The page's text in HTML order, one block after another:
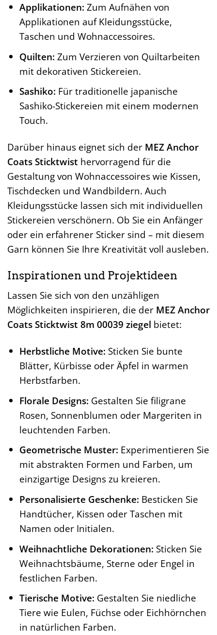
Applikationen: Zum Aufnähen von
Applikationen auf Kleidungsstücke,
Taschen und Wohnaccessoires.
Quilten: Zum Verzieren von Quiltarbeiten
mit dekorativen Stickereien.
Sashiko: Für traditionelle japanische
Sashiko-Stickereien mit einem modernen
Touch.
Darüber hinaus eignet sich der MEZ Anchor
Coats Sticktwist hervorragend für die
Gestaltung von Wohnaccessoires wie Kissen,
Tischdecken und Wandbildern. Auch
Kleidungsstücke lassen sich mit individuellen
Stickereien verschönern. Ob Sie ein Anfänger
oder ein erfahrener Sticker sind – mit diesem
Garn können Sie Ihre Kreativität voll ausleben.
Inspirationen und Projektideen
Lassen Sie sich von den unzähligen
Möglichkeiten inspirieren, die der MEZ Anchor
Coats Sticktwist 8m 00039 ziegel bietet:
Herbstliche Motive: Sticken Sie bunte
Blätter, Kürbisse oder Äpfel in warmen
Herbstfarben.
Florale Designs: Gestalten Sie filigrane
Rosen, Sonnenblumen oder Margeriten in
leuchtenden Farben.
Geometrische Muster: Experimentieren Sie
mit abstrakten Formen und Farben, um
einzigartige Designs zu kreieren.
Personalisierte Geschenke: Besticken Sie
Handtücher, Kissen oder Taschen mit
Namen oder Initialen.
Weihnachtliche Dekorationen: Sticken Sie
Weihnachtsbäume, Sterne oder Engel in
festlichen Farben.
Tierische Motive: Gestalten Sie niedliche
Tiere wie Eulen, Füchse oder Eichhörnchen
in natürlichen Farben.